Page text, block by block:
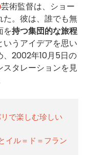
芸術監督は、ショー
た。彼は、誰でも無
を持つ集団的な旅程
うアイデアを思い
、2002年10月5日の
タレーションを見
で楽しむ珍しい
イル＝ド＝フラン